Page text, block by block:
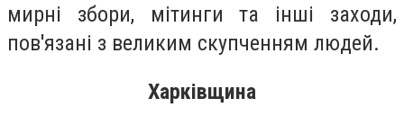
мирні збори, мітинги та інші заходи,
пов'язані з великим скупченням людей.
Харківщина